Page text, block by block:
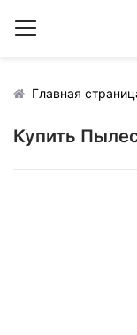
Главная
Купить